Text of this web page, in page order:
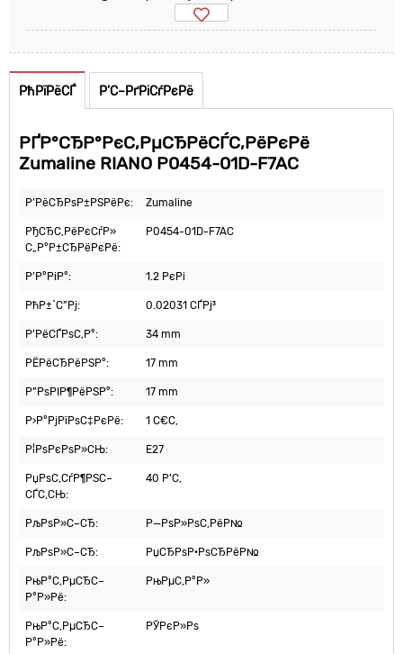
РћРїРёСЃ Р’С–РґРіСѓРєРё
РҐР°СЂР°РєС‚РµСЂРёСЃС‚РёРєРё
Zumaline RIANO P0454-01D-F7AC
Р’РёСЂРѕР±РЅРёРє: Zumaline
РђСЂС‚РёРєСѓР»
С„Р°Р±СЂРёРєРё:
P0454-01D-F7AC
Р’Р°РіР°: 1.2 РєРі
РћР±`С”Рј: 0.02031 СЃРј³
Р’РёСЃРѕС‚Р°: 34 mm
РЁРёСЂРёРЅР°: 17 mm
Р”РѕРІР¶РёРЅР°: 17 mm
Р›Р°РјРїРѕС‡РєРё: 1 С€С‚
Р¦РѕРєРѕР»СЊ: E27
РџРѕС‚СѓР¶РЅС–
СЃС‚СЊ:
40 Р’С‚
РљРѕР»С–СЂ: Р—РѕР»РѕС‚РёР№
РљРѕР»С–СЂ: РџСЂРѕР·РѕСЂРёР№
РњР°С‚РµСЂС–
Р°Р»Рё:
РњРµС‚Р°Р»
РњР°С‚РµСЂС–
Р°Р»Рё:
РЎРєР»Рѕ